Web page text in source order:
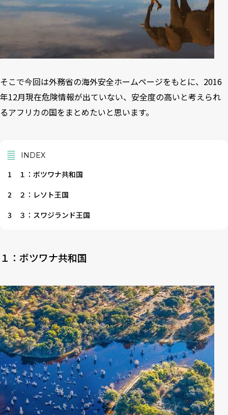
そこで今回は外務省の海外安全ホームページをもとに、2016
年12月現在危険情報が出ていない、安全度の高いと考えられ
るアフリカの国をまとめたいと思います。
INDEX
1
１：ボツワナ共和国
2
２：レソト王国
3
３：スワジランド王国
１：ボツワナ共和国